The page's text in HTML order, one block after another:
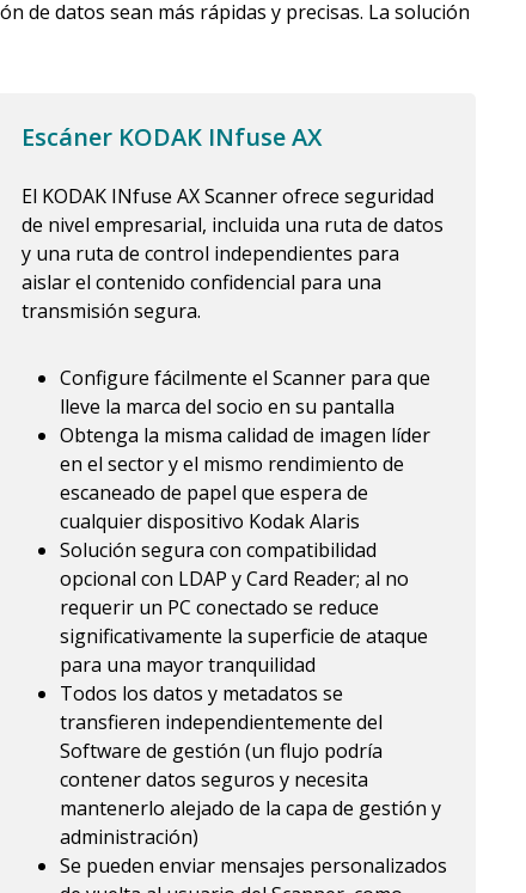
de datos sean más rápidas y precisas. La solución
Escáner KODAK INfuse AX
El KODAK INfuse AX Scanner ofrece seguridad
de nivel empresarial, incluida una ruta de datos
y una ruta de control independientes para
aislar el contenido confidencial para una
transmisión segura.
Configure fácilmente el Scanner para que
lleve la marca del socio en su pantalla
Obtenga la misma calidad de imagen líder
en el sector y el mismo rendimiento de
escaneado de papel que espera de
cualquier dispositivo Kodak Alaris
Solución segura con compatibilidad
opcional con LDAP y Card Reader; al no
requerir un PC conectado se reduce
significativamente la superficie de ataque
para una mayor tranquilidad
Todos los datos y metadatos se
transfieren independientemente del
Software de gestión (un flujo podría
contener datos seguros y necesita
mantenerlo alejado de la capa de gestión y
administración)
Se pueden enviar mensajes personalizados